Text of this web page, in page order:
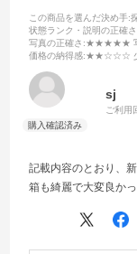
この商品を選んだ決め手:
状態ランク・説明の正確さ
写真の正確さ :★★★★★ 写
価格の納得感:★★☆☆☆ 少
sj
ご利用
記載内容のとおり、
箱も綺麗で大変良かっ